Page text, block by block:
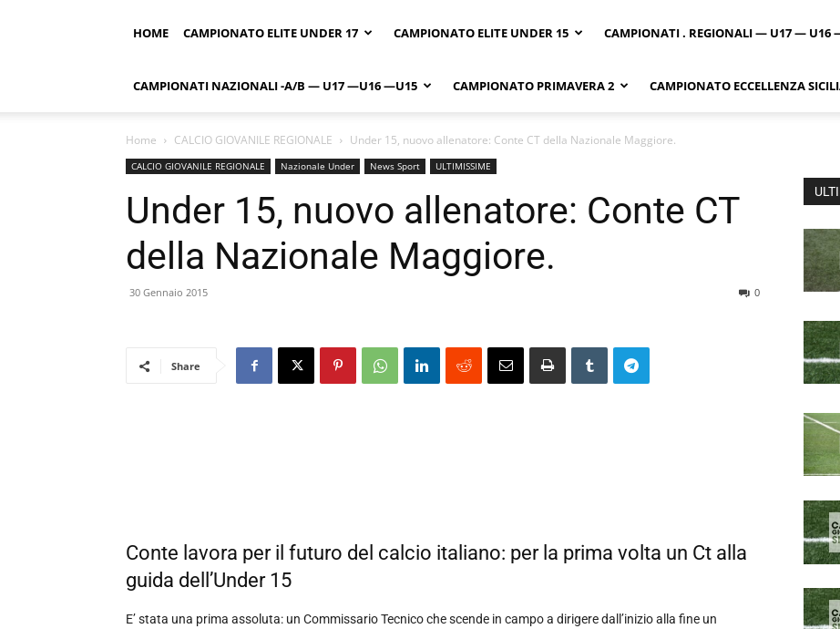
HOME CAMPIONATO ELITE UNDER 17 CAMPIONATO ELITE UNDER 15 CAMPIONATI . REGIONALI — U17 — U16
CAMPIONATI NAZIONALI -A/B — U17 —U16 —U15 CAMPIONATO PRIMAVERA 2 CAMPIONATO ECCELLENZA
Home CALCIO GIOVANILE REGIONALE Under 15, nuovo allenatore: Conte CT della Nazionale Maggiore.
CALCIO GIOVANILE REGIONALE Nazionale Under News Sport ULTIMISSIME
Under 15, nuovo allenatore: Conte CT
della Nazionale Maggiore.
30 Gennaio 2015 0
Share
Conte lavora per il futuro del calcio italiano: per la prima volta un Ct alla
guida dell’Under 15
E’ stata una prima assoluta: un Commissario Tecnico che scende in campo a dirigere dall’inizio alla fine un